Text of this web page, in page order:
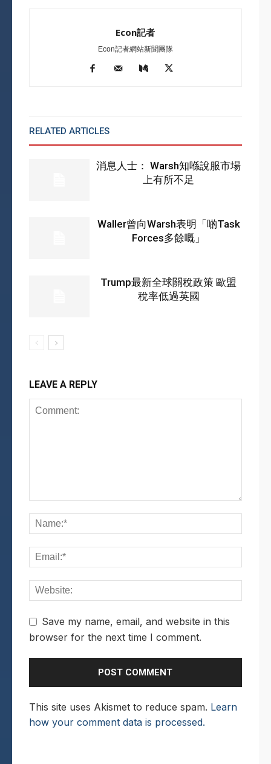
Econ記者
Econ記者網站新聞團隊
RELATED ARTICLES
消息人士： Warsh知喺說服市場
上有所不足
Waller曾向Warsh表明「啲Task
Forces多餘嘅」
Trump最新全球關稅政策 歐盟
稅率低過英國
LEAVE A REPLY
Save my name, email, and website in this
browser for the next time I comment.
This site uses Akismet to reduce spam. Learn
how your comment data is processed.